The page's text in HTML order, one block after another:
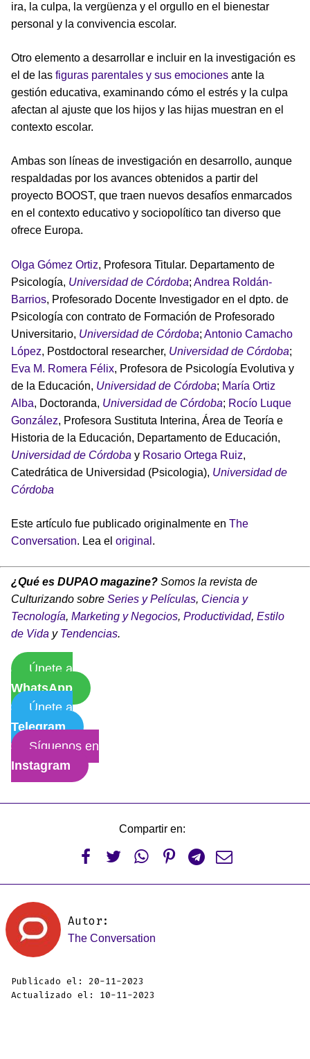
ira, la culpa, la vergüenza y el orgullo en el bienestar
personal y la convivencia escolar.
Otro elemento a desarrollar e incluir en la investigación es
el de las figuras parentales y sus emociones ante la
gestión educativa, examinando cómo el estrés y la culpa
afectan al ajuste que los hijos y las hijas muestran en el
contexto escolar.
Ambas son líneas de investigación en desarrollo, aunque
respaldadas por los avances obtenidos a partir del
proyecto BOOST, que traen nuevos desafíos enmarcados
en el contexto educativo y sociopolítico tan diverso que
ofrece Europa.
Olga Gómez Ortiz, Profesora Titular. Departamento de
Psicología, Universidad de Córdoba; Andrea Roldán-
Barrios, Profesorado Docente Investigador en el dpto. de
Psicología con contrato de Formación de Profesorado
Universitario, Universidad de Córdoba; Antonio Camacho
López, Postdoctoral researcher, Universidad de Córdoba;
Eva M. Romera Félix, Profesora de Psicología Evolutiva y
de la Educación, Universidad de Córdoba; María Ortiz
Alba, Doctoranda, Universidad de Córdoba; Rocío Luque
González, Profesora Sustituta Interina, Área de Teoría e
Historia de la Educación, Departamento de Educación,
Universidad de Córdoba y Rosario Ortega Ruiz,
Catedrática de Universidad (Psicologia), Universidad de
Córdoba
Este artículo fue publicado originalmente en The
Conversation. Lea el original .
¿Qué es DUPAO magazine? Somos la revista de
Culturizando sobre Series y Películas, Ciencia y
Tecnología, Marketing y Negocios, Productividad, Estilo
de Vida y Tendencias.
Únete a
WhatsApp
Únete a
Telegram
Síguenos en
Instagram
Compartir en:
     
Autor:
The Conversation
Publicado el: 20-11-2023
Actualizado el: 10-11-2023